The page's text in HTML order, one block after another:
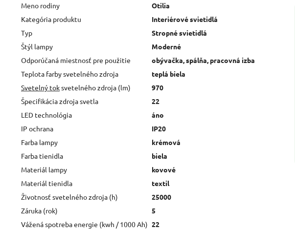
Meno rodiny
Otilia
Kategória produktu
Interiérové svietidlá
Typ
Stropné svietidlá
Štýl lampy
Moderné
Odporúčaná miestnosť pre použitie
obývačka, spálňa, pracovná izba
Teplota farby svetelného zdroja
teplá biela
Svetelný toksvetelného zdroja (lm)
970
Špecifikácia zdroja svetla
22
LED technológia
áno
IP ochrana
IP20
Farba lampy
krémová
Farba tienidla
biela
Materiál lampy
kovové
Materiál tienidla
textil
Životnosť svetelného zdroja (h)
25000
Záruka (rok)
5
Vážená spotreba energie (kwh / 1000 Ah) 22